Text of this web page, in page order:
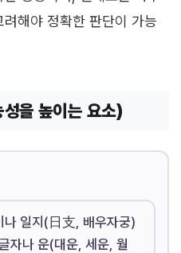
해야 정확한 판단이 가능
을 높이는 요소)
일지(日支, 배우자궁)
자나 운(대운, 세운, 월